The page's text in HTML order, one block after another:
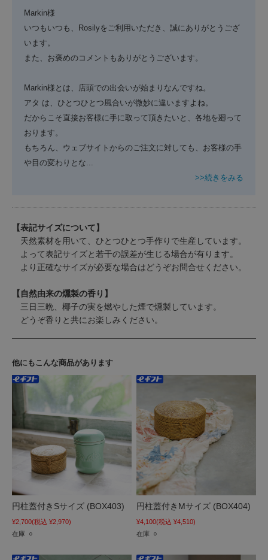
Markin様
いつもいつも、Rosilyをご利用いただき、誠にありがとうござ
います。
また、お褒めのコメントもありがとうございます。
Markin様とは、店頭での出会いが始まりなんですね。
アタ は、ひとつひとつ風合いが微妙に違いますよね。
だからこそ直接お客様に手に取って頂きたいと、各地を廻って
おります。
もちろん、ウェブサイトからのご注文に対しても、お客様の手
や目の変わりとな...
>>続きをみる
【表記サイズについて】
天然素材を用いて、ひとつひとつ手作りで生産しています。
よって表記サイズと若干の誤差が生じる場合が有ります。
より正確なサイズが必要な場合はどうぞお問合せください。
【自然由来の燻製の香り】
三日三晩、椰子の実を燃やした煙で燻製しています。
どうぞ香りと共にお楽しみください。
他にもこんな商品があります
円柱蓋付きSサイズ (BOX403)
¥2,700(税込 ¥2,970)
在庫 ○
円柱蓋付きMサイズ (BOX404)
¥4,100(税込 ¥4,510)
在庫 ○